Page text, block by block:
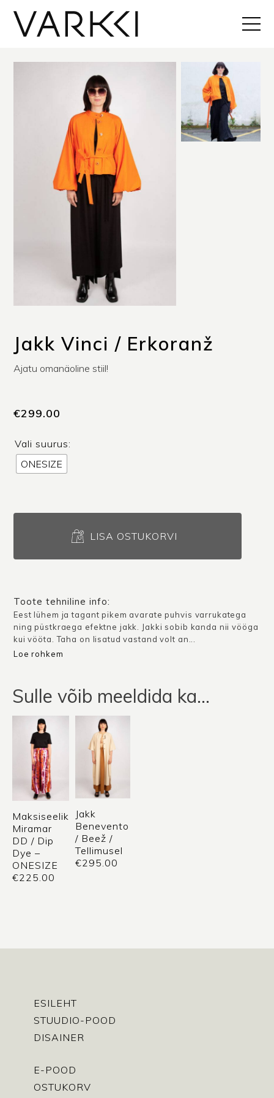
Jakk Vinci / Erkoranž
Ajatu omanäoline stiil!
€299.00
Vali suurus:
ONESIZE
LISA OSTUKORVI
Toote tehniline info:
Eest lühem ja tagant pikem avarate puhvis varrukatega
ning püstkraega efektne jakk. Jakki sobib kanda nii vööga
kui vööta. Taha on lisatud vastand volt an...
Loe rohkem
Sulle võib meeldida ka…
Maksiseelik
Miramar
DD / Dip
Dye –
ONESIZE
€225.00
Jakk
Benevento
/ Beež /
Tellimusel
€295.00
ESILEHT
STUUDIO-POOD
DISAINER
E-POOD
OSTUKORV